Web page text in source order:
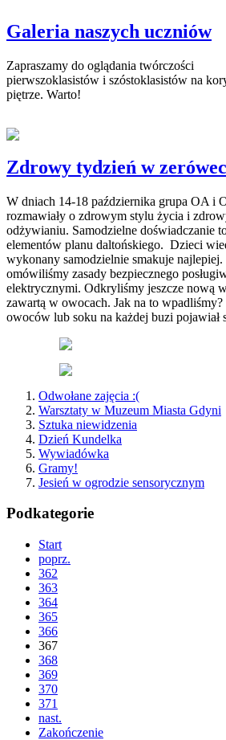
Galeria naszych uczniów
Zapraszamy do oglądania twórczości
pierwszoklasistów i szóstoklasistów na
piętrze. Warto!
Zdrowy tydzień w
W dniach 14-18 października grupa OA i
rozmawiały o zdrowym stylu życia i
odżywianiu. Samodzielne doświadczanie
elementów planu daltońskiego. Dzieci
wykonany samodzielnie smakuje
omówiliśmy zasady bezpiecznego
elektrycznymi. Odkryliśmy jeszcze nową
zawartą w owocach. Jak na to
owoców lub soku na każdej buzi pojawiał
Odwołane zajęcia :(
Warsztaty w Muzeum Miasta Gdyni
Sztuka niewidzenia
Dzień Kundelka
Wywiadówka
Gramy!
Jesień w ogrodzie sensorycznym
Podkategorie
Start
poprz.
362
363
364
365
366
367
368
369
370
371
nast.
Zakończenie